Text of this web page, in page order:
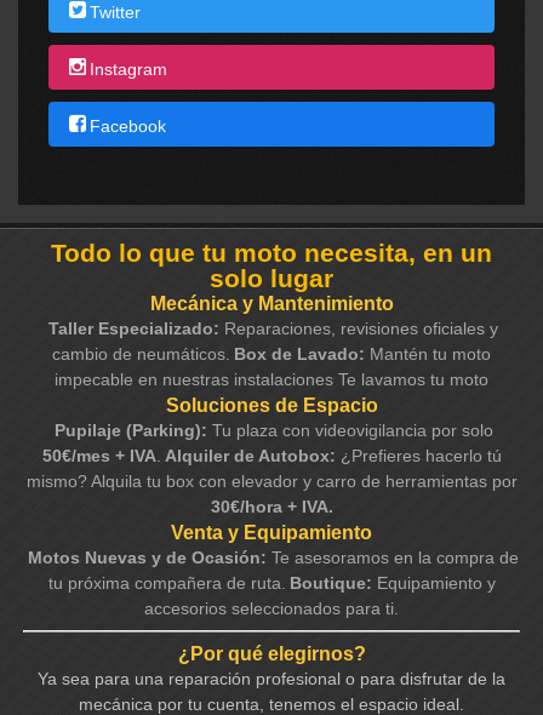
Twitter
Instagram
Facebook
Todo lo que tu moto necesita, en un
solo lugar
Mecánica y Mantenimiento
Taller Especializado: Reparaciones, revisiones oficiales y
cambio de neumáticos. Box de Lavado: Mantén tu moto
impecable en nuestras instalaciones Te lavamos tu moto
Soluciones de Espacio
Pupilaje (Parking): Tu plaza con videovigilancia por solo
50€/mes + IVA. Alquiler de Autobox: ¿Prefieres hacerlo tú
mismo? Alquila tu box con elevador y carro de herramientas por
30€/hora + IVA.
Venta y Equipamiento
Motos Nuevas y de Ocasión: Te asesoramos en la compra de
tu próxima compañera de ruta. Boutique: Equipamiento y
accesorios seleccionados para ti.
¿Por qué elegirnos?
Ya sea para una reparación profesional o para disfrutar de la
mecánica por tu cuenta, tenemos el espacio ideal.